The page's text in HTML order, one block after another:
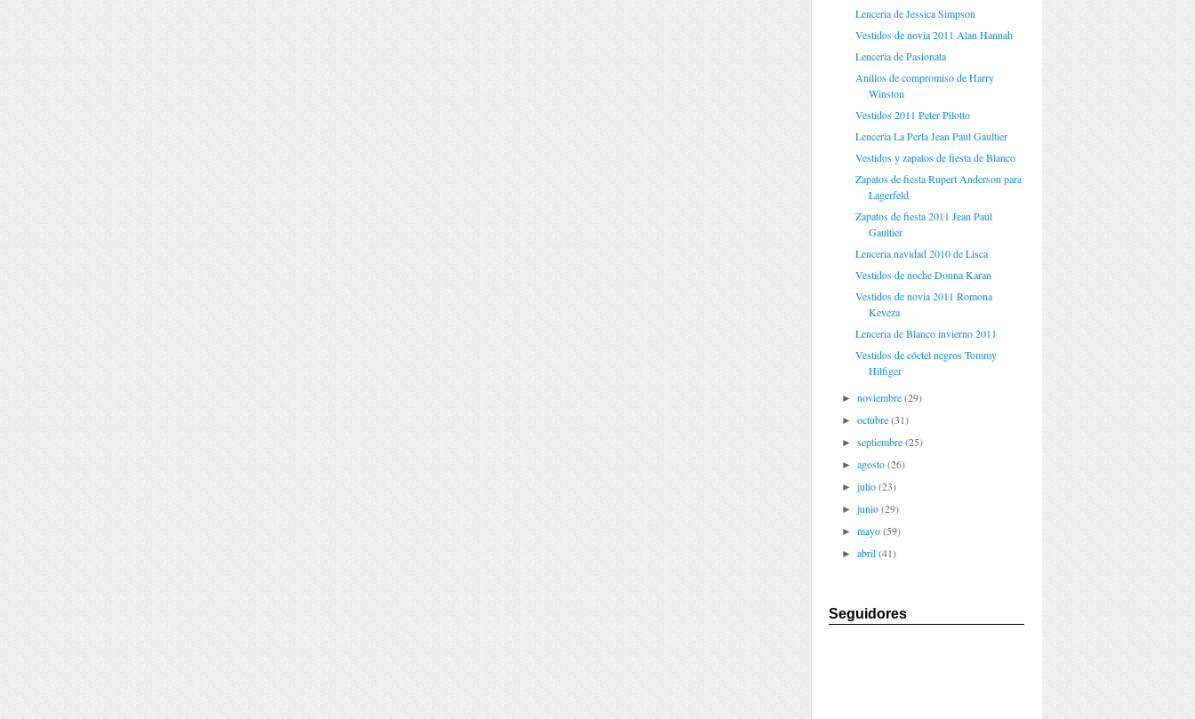
Lenceria de Jessica Simpson
Vestidos de novia 2011 Alan Hannah
Lenceria de Pasionata
Anillos de compromiso de Harry
Winston
Vestidos 2011 Peter Pilotto
Lenceria La Perla Jean Paul Gaultier
Vestidos y zapatos de fiesta de Blanco
Zapatos de fiesta Rupert Anderson para
Lagerfeld
Zapatos de fiesta 2011 Jean Paul
Gaultier
Lenceria navidad 2010 de Lisca
Vestidos de noche Donna Karan
Vestidos de novia 2011 Romona
Keveza
Lenceria de Blanco invierno 2011
Vestidos de cóctel negros Tommy
Hilfiger
►noviembre (29)
►octubre (31)
►septiembre (25)
►agosto (26)
►julio (23)
►junio (29)
►mayo (59)
►abril (41)
Seguidores